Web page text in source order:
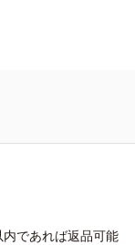
であれば返品可能